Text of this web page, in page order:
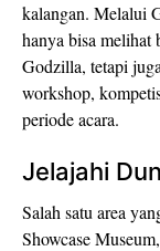
kalangan. Melalui
hanya bisa melihat
Godzilla, tetapi
workshop,
periode acara.
Jelajahi
Salah satu area
Showcase